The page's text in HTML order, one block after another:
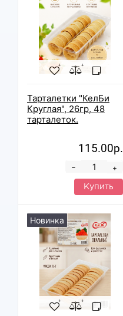
Тарталетки "КелБи
Круглая", 26гр, 48
тарталеток.
115.00р.
+
-
Купить
Новинка